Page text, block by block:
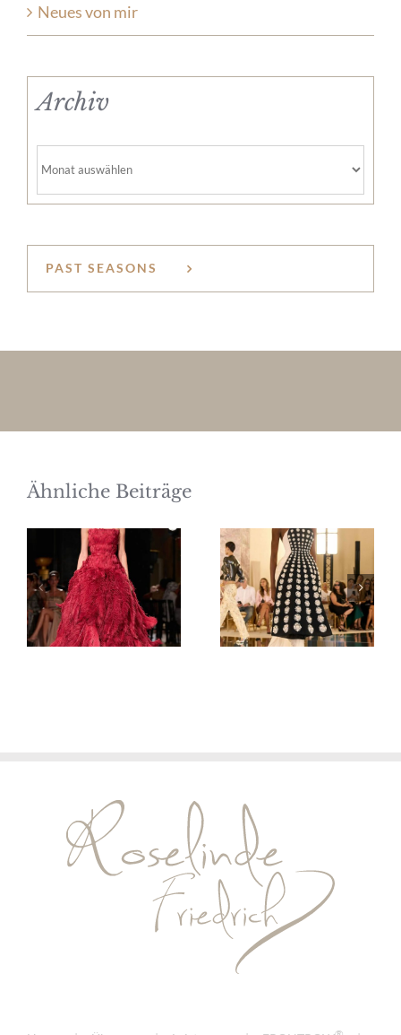
Neues von mir
Archiv
PAST SEASONS
Ähnliche Beiträge
Elie Saab
Haute
Couture
Herbst/Winter
2026/27
Schiaparelli
Haute
Couture
Herbst/Winter
2026/27